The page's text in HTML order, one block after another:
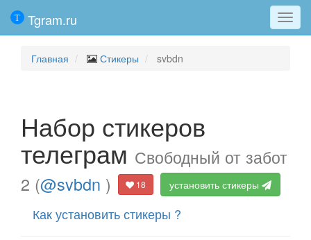
Меню
Tgram.ru
Главная Стикеры svbdn
Набор стикеров
телеграм Свободный от забот
2 (@svbdn ) 18 установить стикеры
Как установить стикеры ?